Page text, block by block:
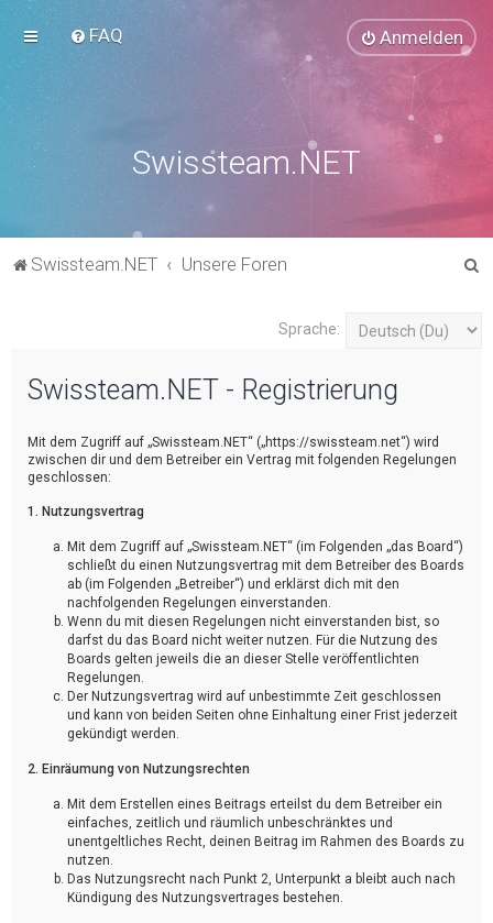
FAQ Anmelden
Swissteam.NET
Swissteam.NET Unsere Foren
Sprache:
Swissteam.NET - Registrierung
Mit dem Zugriff auf „Swissteam.NET“ („https://swissteam.net“) wird
zwischen dir und dem Betreiber ein Vertrag mit folgenden Regelungen
geschlossen:
1. Nutzungsvertrag
Mit dem Zugriff auf „Swissteam.NET“ (im Folgenden „das Board“)
schließt du einen Nutzungsvertrag mit dem Betreiber des Boards
ab (im Folgenden „Betreiber“) und erklärst dich mit den
nachfolgenden Regelungen einverstanden.
Wenn du mit diesen Regelungen nicht einverstanden bist, so
darfst du das Board nicht weiter nutzen. Für die Nutzung des
Boards gelten jeweils die an dieser Stelle veröffentlichten
Regelungen.
Der Nutzungsvertrag wird auf unbestimmte Zeit geschlossen
und kann von beiden Seiten ohne Einhaltung einer Frist jederzeit
gekündigt werden.
2. Einräumung von Nutzungsrechten
Mit dem Erstellen eines Beitrags erteilst du dem Betreiber ein
einfaches, zeitlich und räumlich unbeschränktes und
unentgeltliches Recht, deinen Beitrag im Rahmen des Boards zu
nutzen.
Das Nutzungsrecht nach Punkt 2, Unterpunkt a bleibt auch nach
Kündigung des Nutzungsvertrages bestehen.